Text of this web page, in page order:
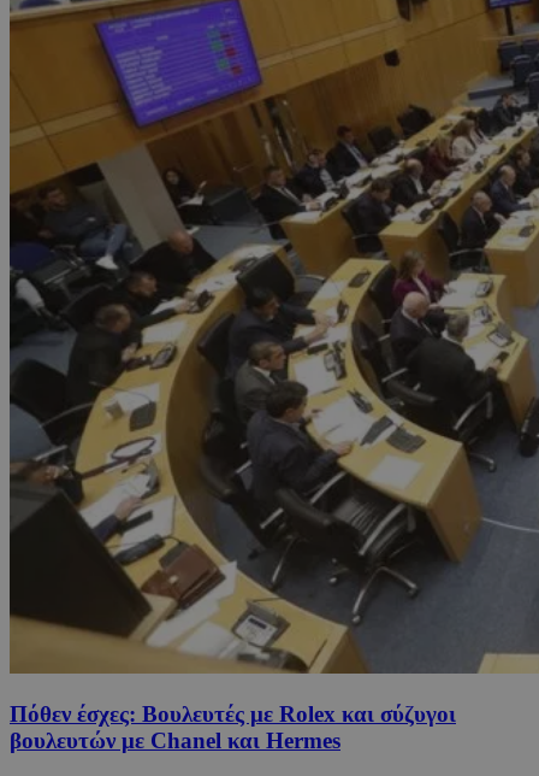
Πόθεν έσχες: Βουλευτές με Rolex και σύζυγοι
βουλευτών με Chanel και Hermes